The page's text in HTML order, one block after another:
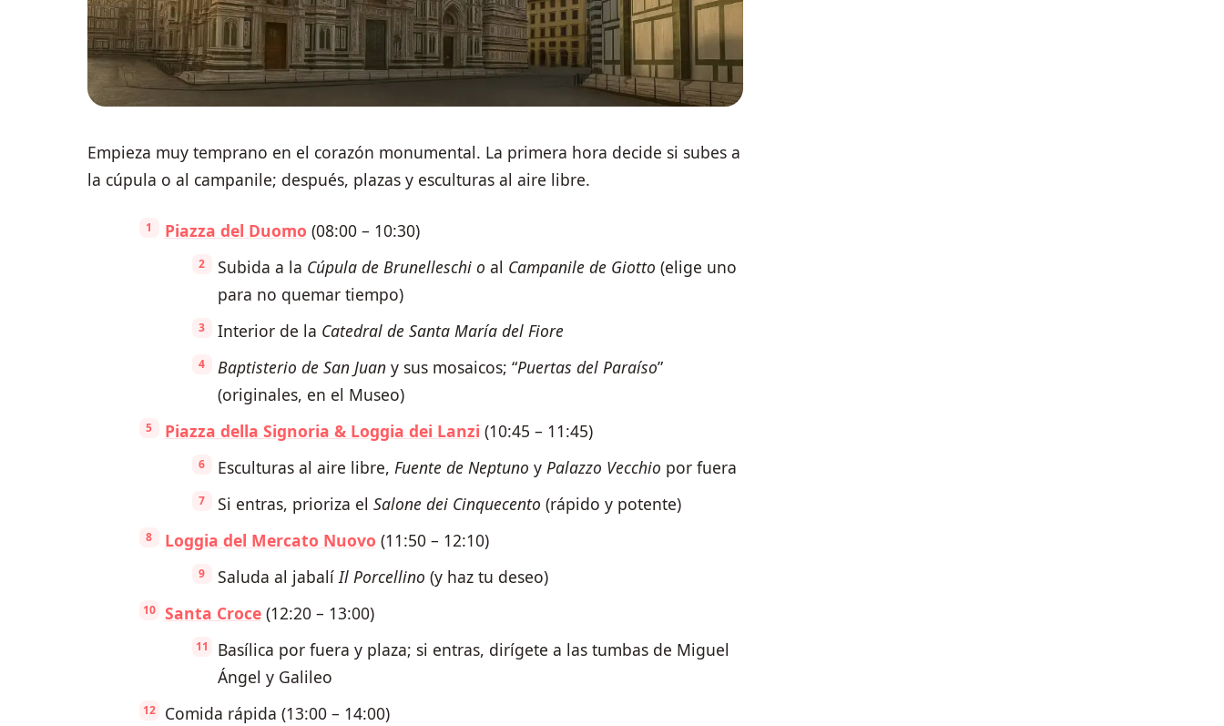
Empieza muy temprano en el corazón monumental. La primera hora decide si subes a
la cúpula o al campanile; después, plazas y esculturas al aire libre.
Piazza del Duomo (08:00 – 10:30)
Subida a la Cúpula de Brunelleschi o al Campanile de Giotto (elige uno
para no quemar tiempo)
Interior de la Catedral de Santa María del Fiore
Baptisterio de San Juany sus mosaicos; “Puertas del Paraíso”
(originales, en el Museo)
Piazza della Signoria & Loggia dei Lanzi (10:45 – 11:45)
Esculturas al aire libre, Fuente de Neptuno y Palazzo Vecchio por fuera
Si entras, prioriza el Salone dei Cinquecento (rápido y potente)
Loggia del Mercato Nuovo (11:50 – 12:10)
Saluda al jabalíIl Porcellino (y haz tu deseo)
Santa Croce(12:20 – 13:00)
Basílica por fuera y plaza; si entras, dirígete a las tumbas de Miguel
Ángel y Galileo
Comida rápida (13:00 – 14:00)